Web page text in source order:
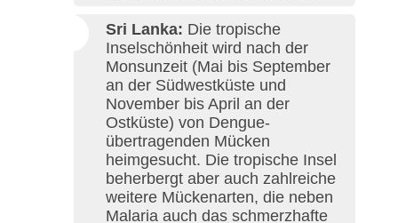
Sri Lanka: Die tropische
Inselschönheit wird nach der
Monsunzeit (Mai bis September
an der Südwestküste und
November bis April an der
Ostküste) von Dengue-
übertragenden Mücken
heimgesucht. Die tropische Insel
beherbergt aber auch zahlreiche
weitere Mückenarten, die neben
Malaria auch das schmerzhafte